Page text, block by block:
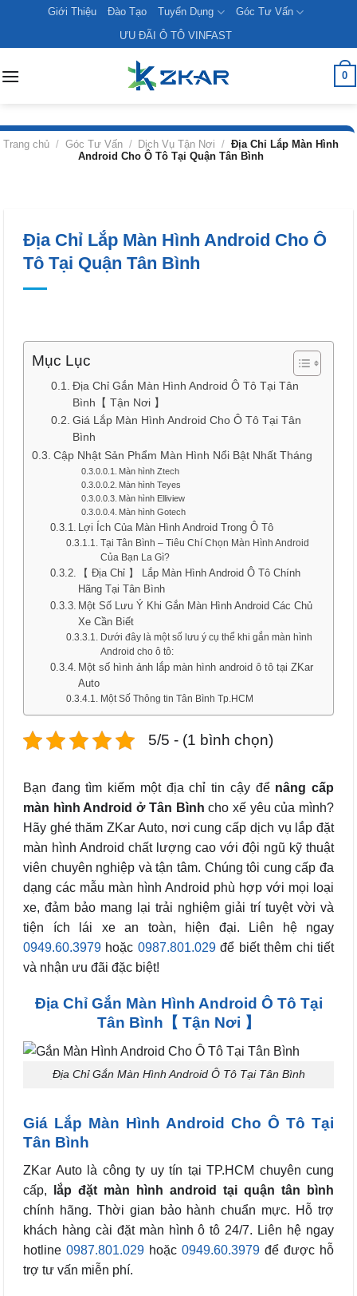
content
Giới Thiệu Đào Tạo Tuyển Dụng
Góc Tư Vấn
ƯU ĐÃI Ô TÔ VINFAST
0
Trang chủ / Góc Tư Vấn / Dịch Vụ Tận Nơi / Địa Chỉ Lắp Màn Hình
Android Cho Ô Tô Tại Quận Tân Bình
Địa Chỉ Lắp Màn Hình Android Cho Ô
Tô Tại Quận Tân Bình
Mục Lục
Địa Chỉ Gắn Màn Hình Android Ô Tô Tại Tân
Bình【 Tận Nơi 】
Giá Lắp Màn Hình Android Cho Ô Tô Tại Tân
Bình
Cập Nhật Sản Phẩm Màn Hình Nổi Bật Nhất Tháng
Màn hình Ztech
Màn hình Teyes
Màn hình Elliview
Màn hình Gotech
Lợi Ích Của Màn Hình Android Trong Ô Tô
Tại Tân Bình – Tiêu Chí Chọn Màn Hình Android
Của Bạn La Gì?
【 Địa Chỉ 】 Lắp Màn Hình Android Ô Tô Chính
Hãng Tại Tân Bình
Một Số Lưu Ý Khi Gắn Màn Hình Android Các Chủ
Xe Cần Biết
Dưới đây là một số lưu ý cụ thể khi gắn màn hình
Android cho ô tô:
Một số hình ảnh lắp màn hình android ô tô tại ZKar
Auto
Một Số Thông tin Tân Bình Tp.HCM
5/5 - (1 bình chọn)
Bạn đang tìm kiếm một địa chỉ tin cậy để nâng cấp
màn hình Android ở Tân Bìnhcho xế yêu của mình?
Hãy ghé thăm ZKar Auto, nơi cung cấp dịch vụ lắp đặt
màn hình Android chất lượng cao với đội ngũ kỹ thuật
viên chuyên nghiệp và tận tâm. Chúng tôi cung cấp đa
dạng các mẫu màn hình Android phù hợp với mọi loại
xe, đảm bảo mang lại trải nghiệm giải trí tuyệt vời và
tiện ích lái xe an toàn, hiện đại. Liên hệ ngay
0949.60.3979 hoặc 0987.801.029để biết thêm chi tiết
và nhận ưu đãi đặc biệt!
Địa Chỉ Gắn Màn Hình Android Ô Tô Tại
Tân Bình【 Tận Nơi 】
Địa Chỉ Gắn Màn Hình Android Ô Tô Tại Tân Bình
Giá Lắp Màn Hình Android Cho Ô Tô Tại
Tân Bình
ZKar Auto là công ty uy tín tại TP.HCM chuyên cung
cấp, lắp đặt màn hình android tại quận tân bình
chính hãng. Thời gian bảo hành chuẩn mực. Hỗ trợ
khách hàng cài đặt màn hình ô tô 24/7. Liên hệ ngay
hotline 0987.801.029 hoặc 0949.60.3979 để được hỗ
trợ tư vấn miễn phí.